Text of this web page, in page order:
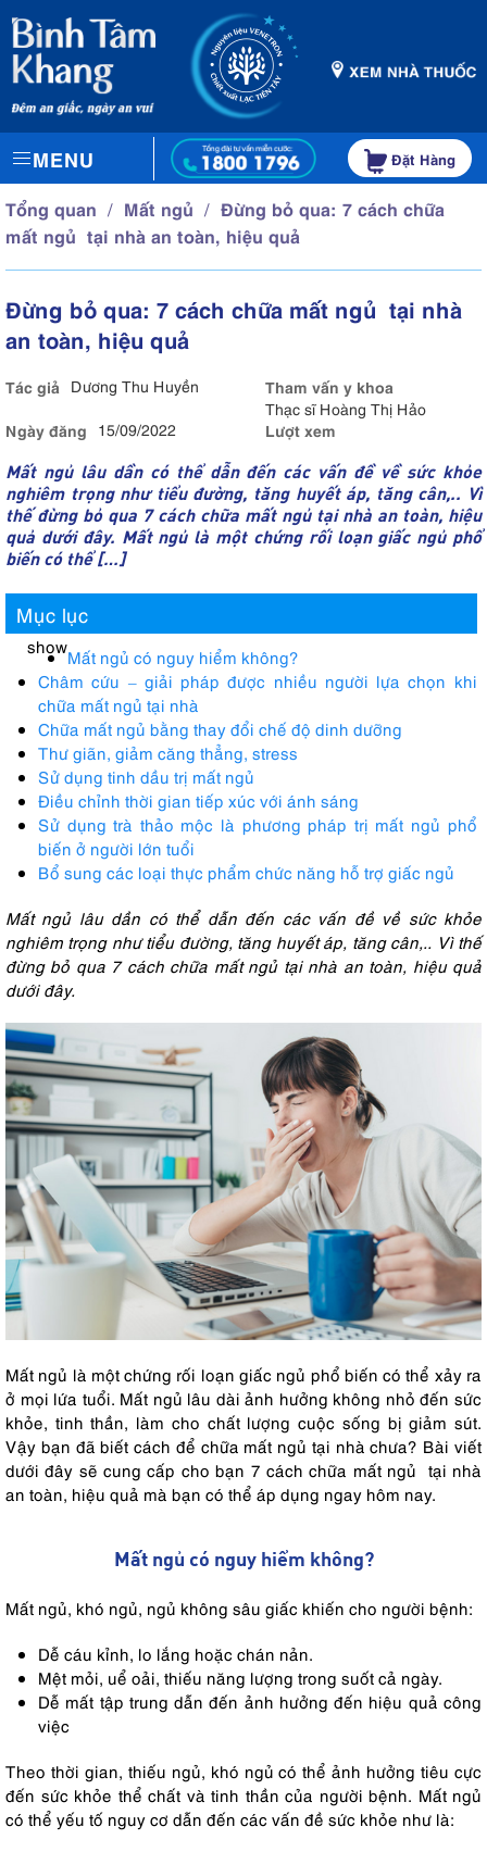
MENU Đặt Hàng
Tổng quan Mất ngủ
Đừng bỏ qua: 7 cách chữa
mất ngủ tại nhà an toàn, hiệu quả
Đừng bỏ qua: 7 cách chữa mất ngủ tại nhà
an toàn, hiệu quả
Tác giả Dương Thu Huyền Tham vấn y khoa
Thạc sĩ Hoàng Thị Hảo
Ngày đăng 15/09/2022 Lượt xem
Mất ngủ lâu dần có thể dẫn đến các vấn đề về sức khỏe
nghiêm trọng như tiểu đường, tăng huyết áp, tăng cân,.. Vì
thế đừng bỏ qua 7 cách chữa mất ngủ tại nhà an toàn, hiệu
quả dưới đây. Mất ngủ là một chứng rối loạn giấc ngủ phổ
biến có thể […]
Mục lục
showMất ngủ có nguy hiểm không?
Châm cứu – giải pháp được nhiều người lựa chọn khi
chữa mất ngủ tại nhà
Chữa mất ngủ bằng thay đổi chế độ dinh dưỡng
Thư giãn, giảm căng thẳng, stress
Sử dụng tinh dầu trị mất ngủ
Điều chỉnh thời gian tiếp xúc với ánh sáng
Sử dụng trà thảo mộc là phương pháp trị mất ngủ phổ
biến ở người lớn tuổi
Bổ sung các loại thực phẩm chức năng hỗ trợ giấc ngủ
Mất ngủ lâu dần có thể dẫn đến các vấn đề về sức khỏe
nghiêm trọng như tiểu đường, tăng huyết áp, tăng cân,.. Vì thế
đừng bỏ qua 7 cách chữa mất ngủ tại nhà an toàn, hiệu quả
dưới đây.
Mất ngủ là một chứng rối loạn giấc ngủ phổ biến có thể xảy ra
ở mọi lứa tuổi. Mất ngủ lâu dài ảnh hưởng không nhỏ đến sức
khỏe, tinh thần, làm cho chất lượng cuộc sống bị giảm sút.
Vậy bạn đã biết cách để chữa mất ngủ tại nhà chưa? Bài viết
dưới đây sẽ cung cấp cho bạn 7 cách chữa mất ngủ tại nhà
an toàn, hiệu quả mà bạn có thể áp dụng ngay hôm nay.
Mất ngủ có nguy hiểm không?
Mất ngủ, khó ngủ, ngủ không sâu giấc khiến cho người bệnh:
Dễ cáu kỉnh, lo lắng hoặc chán nản.
Mệt mỏi, uể oải, thiếu năng lượng trong suốt cả ngày.
Dễ mất tập trung dẫn đến ảnh hưởng đến hiệu quả công
việc
Theo thời gian, thiếu ngủ, khó ngủ có thể ảnh hưởng tiêu cực
đến sức khỏe thể chất và tinh thần của người bệnh. Mất ngủ
có thể yếu tố nguy cơ dẫn đến các vấn đề sức khỏe như là: